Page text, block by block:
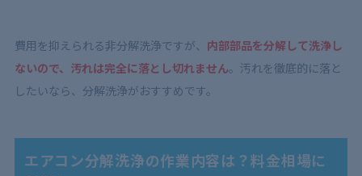
費用を抑えられる非分解洗浄ですが、 内部部品を分解して洗浄し
ないので、 汚れは完全に落とし切れません。汚れを徹底的に落と
したいなら、分解洗浄がおすすめです。
エアコン分解洗浄の作業内容は？料金相場に